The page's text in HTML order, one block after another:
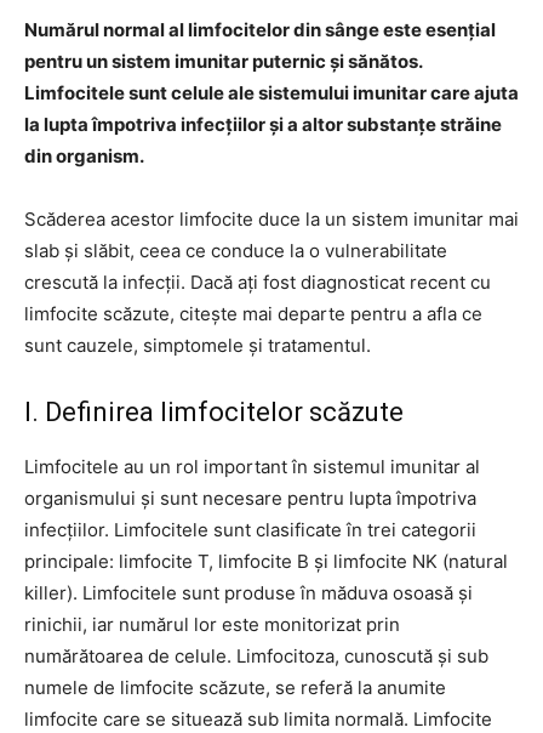
Numărul normal al limfocitelor din sânge este esențial
pentru un sistem imunitar puternic și sănătos.
Limfocitele sunt celule ale sistemului imunitar care ajuta
la lupta împotriva infecțiilor și a altor substanțe străine
din organism.
Scăderea acestor limfocite duce la un sistem imunitar mai
slab și slăbit, ceea ce conduce la o vulnerabilitate
crescută la infecții. Dacă ați fost diagnosticat recent cu
limfocite scăzute, citește mai departe pentru a afla ce
sunt cauzele, simptomele și tratamentul.
I. Definirea limfocitelor scăzute
Limfocitele au un rol important în sistemul imunitar al
organismului și sunt necesare pentru lupta împotriva
infecțiilor. Limfocitele sunt clasificate în trei categorii
principale: limfocite T, limfocite B și limfocite NK (natural
killer). Limfocitele sunt produse în măduva osoasă și
rinichii, iar numărul lor este monitorizat prin
numărătoarea de celule. Limfocitoza, cunoscută și sub
numele de limfocite scăzute, se referă la anumite
limfocite care se situează sub limita normală. Limfocite